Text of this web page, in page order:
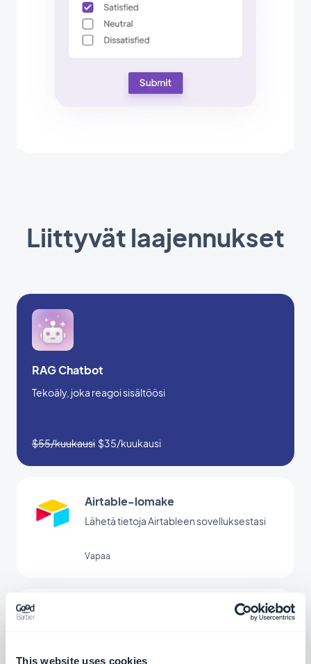
This website uses cookies
Liittyvät laajennukset
Airtable-lomake
Lähetä tietoja Airtableen sovelluksestasi
Vapaa
RAG Chatbot
Tekoäly, joka reagoi sisältöösi
$55/kuukausi $35/kuukausi